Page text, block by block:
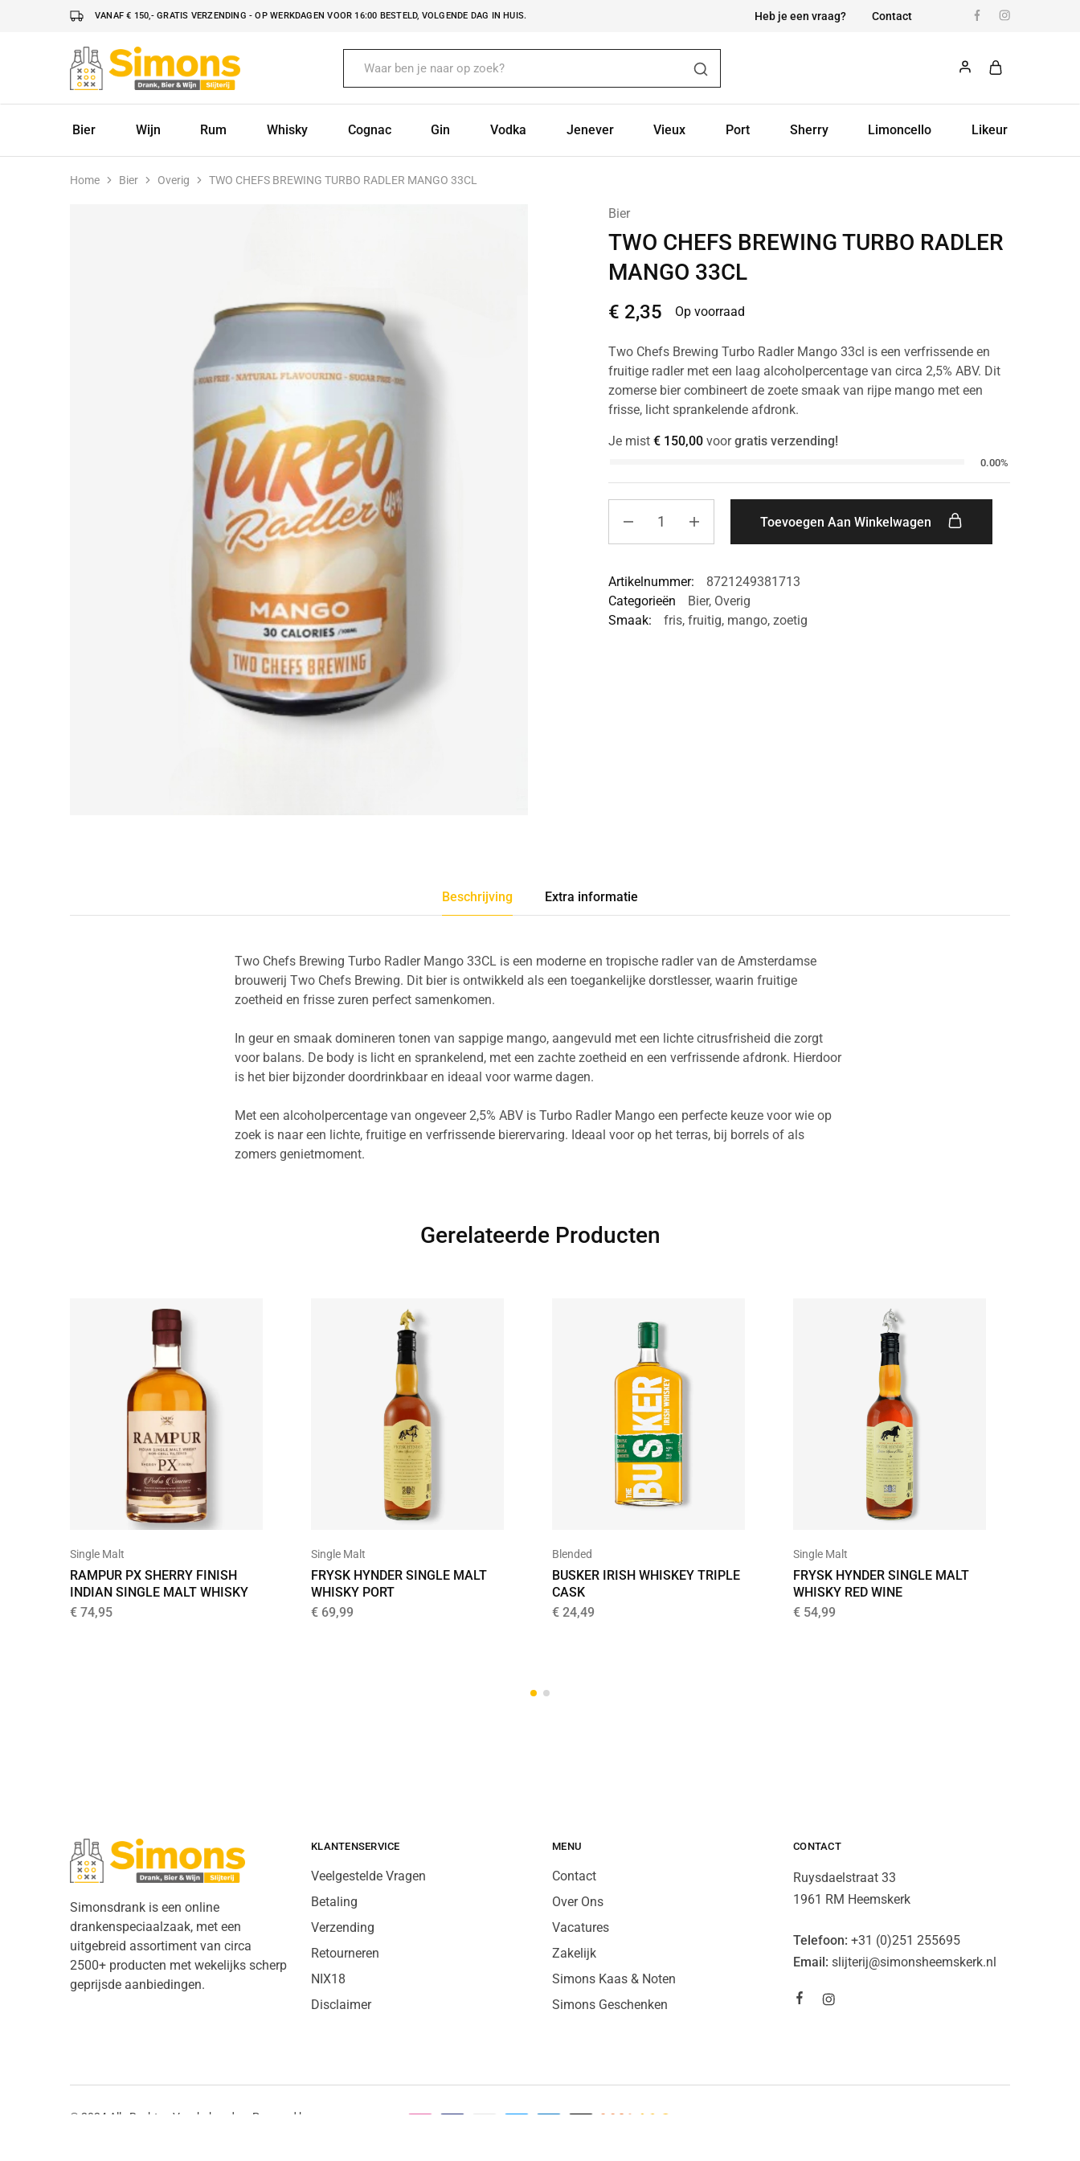
VANAF € 150,- GRATIS VERZENDING - OP WERKDAGEN VOOR 16:00 BESTELD, VOLGENDE DAG IN HUIS. Heb je een vraag? Contact
Simonsdrank.nl
Drank,
Bier
Bier
Wijn Rum Whisky Cognac Gin Vodka Jenever Vieux Port Sherry Limoncello Likeur
Home Bier Overig TWO CHEFS BREWING TURBO RADLER MANGO 33CL
Bier
TWO CHEFS BREWING TURBO RADLER
MANGO 33CL
€ 2,35 Op voorraad
Two Chefs Brewing Turbo Radler Mango 33cl is een verfrissende en
fruitige radler met een laag alcoholpercentage van circa 2,5% ABV. Dit
zomerse bier combineert de zoete smaak van rijpe mango met een
frisse, licht sprankelende afdronk.
Je mist €150,00voorgratis verzending!
0.00%
Toevoegen Aan Winkelwagen
Artikelnummer:
8721249381713
Categorieën
Bier, Overig
Smaak:
fris, fruitig, mango, zoetig
Beschrijving Extra informatie
Two Chefs Brewing Turbo Radler Mango 33CL is een moderne en tropische radler van de Amsterdamse
brouwerij Two Chefs Brewing. Dit bier is ontwikkeld als een toegankelijke dorstlesser, waarin fruitige
zoetheid en frisse zuren perfect samenkomen.
In geur en smaak domineren tonen van sappige mango, aangevuld met een lichte citrusfrisheid die zorgt
voor balans. De body is licht en sprankelend, met een zachte zoetheid en een verfrissende afdronk. Hierdoor
is het bier bijzonder doordrinkbaar en ideaal voor warme dagen.
Met een alcoholpercentage van ongeveer 2,5% ABV is Turbo Radler Mango een perfecte keuze voor wie op
zoek is naar een lichte, fruitige en verfrissende bierervaring. Ideaal voor op het terras, bij borrels of als
zomers genietmoment.
Gerelateerde Producten
Single Malt
RAMPUR PX SHERRY FINISH
INDIAN SINGLE MALT WHISKY
€ 74,95
Single Malt
FRYSK HYNDER SINGLE MALT
WHISKY PORT
€ 69,99
Blended
BUSKER IRISH WHISKEY TRIPLE
CASK
€ 24,49
Single Malt
FRYSK HYNDER SINGLE MALT
WHISKY RED WINE
€ 54,99
Simonsdrank is een online
drankenspeciaalzaak, met een
uitgebreid assortiment van circa
2500+ producten met wekelijks scherp
geprijsde aanbiedingen.
KLANTENSERVICE
Veelgestelde Vragen
Betaling
Verzending
Retourneren
NIX18
Disclaimer
MENU
Contact
Over Ons
Vacatures
Zakelijk
Simons Kaas & Noten
Simons Geschenken
CONTACT
Ruysdaelstraat 33
1961 RM Heemskerk
Telefoon: +31 (0)251 255695
Email: slijterij@simonsheemskerk.nl
© 2024 Alle Rechten Voorbehouden. Powered by